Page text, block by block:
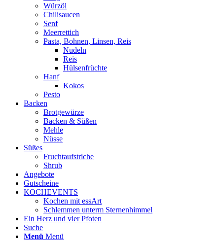
Würzöl
Chilisaucen
Senf
Meerrettich
Pasta, Bohnen, Linsen, Reis
Nudeln
Reis
Hülsenfrüchte
Hanf
Kokos
Pesto
Backen
Brotgewürze
Backen & Süßen
Mehle
Nüsse
Süßes
Fruchtaufstriche
Shrub
Angebote
Gutscheine
KOCHEVENTS
Kochen mit essArt
Schlemmen unterm Sternenhimmel
Ein Herz und vier Pfoten
Suche
Menü Menü